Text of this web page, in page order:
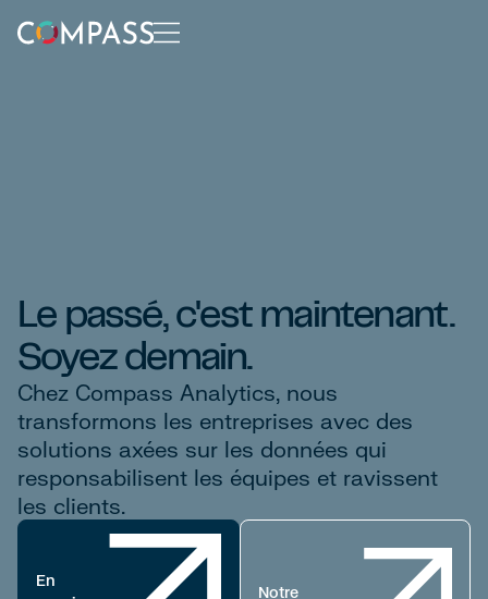
Le passé, c'est maintenant.
Soyez demain.
Chez Compass Analytics, nous
transformons les entreprises avec des
solutions axées sur les données qui
responsabilisent les équipes et ravissent
les clients.
En
Notre